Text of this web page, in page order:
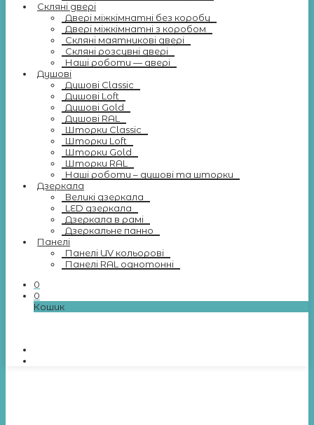
Скляні двері
Двері міжкімнатні без коробу
Двері міжкімнатні з коробом
Скляні маятникові двері
Скляні розсувні двері
Наші роботи — двері
Душові
Душові Classic
Душові Loft
Душові Gold
Душові RAL
Шторки Classic
Шторки Loft
Шторки Gold
Шторки RAL
Наші роботи – душові та шторки
Дзеркала
Великі дзеркала
LED дзеркала
Дзеркала в рамі
Дзеркальне панно
Панелі
Панелі UV кольорові
Панелі RAL однотонні
0
0
Кошик